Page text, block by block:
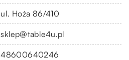
ul. Hoża 86/410
sklep@table4u.pl
48600640246